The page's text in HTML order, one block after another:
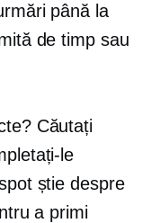
până la
de timp sau
Căutați
le
știe despre
a primi